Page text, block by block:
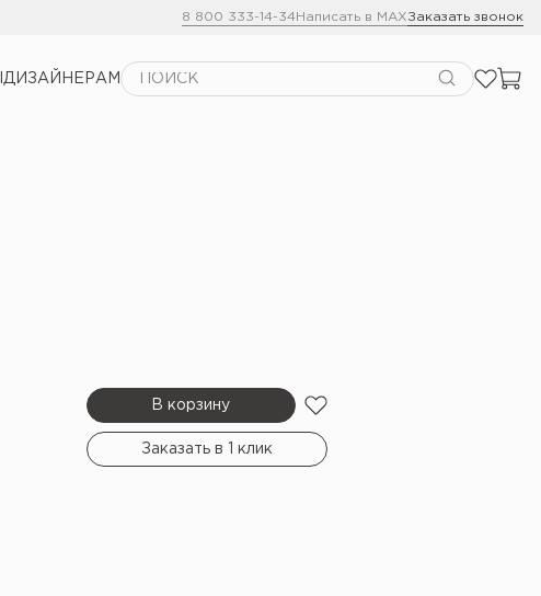
8 800 333-14-34Написать в MAXЗаказать звонок
ДИЗАЙНЕРАМ
В корзину
Заказать в 1 клик